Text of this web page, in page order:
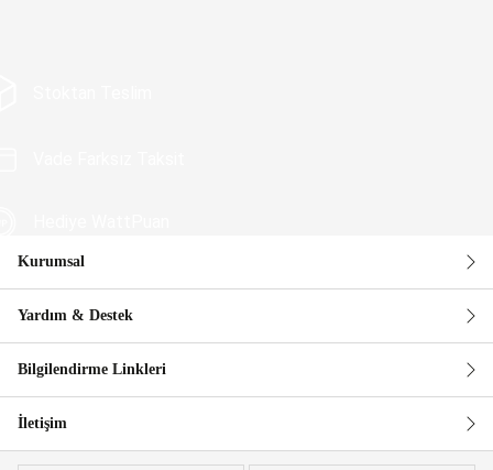
Güvenli Alışveriş
Kurumsal
Yardım & Destek
Bilgilendirme Linkleri
İletişim